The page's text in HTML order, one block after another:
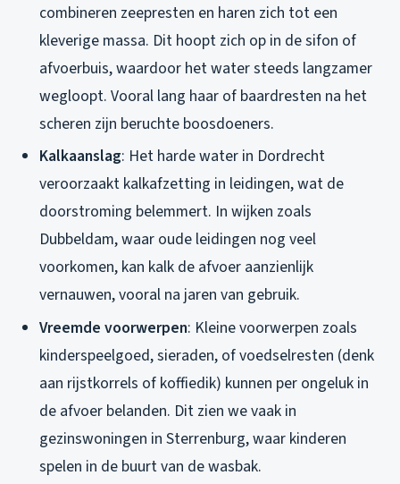
combineren zeepresten en haren zich tot een
kleverige massa. Dit hoopt zich op in de sifon of
afvoerbuis, waardoor het water steeds langzamer
wegloopt. Vooral lang haar of baardresten na het
scheren zijn beruchte boosdoeners.
Kalkaanslag: Het harde water in Dordrecht
veroorzaakt kalkafzetting in leidingen, wat de
doorstroming belemmert. In wijken zoals
Dubbeldam, waar oude leidingen nog veel
voorkomen, kan kalk de afvoer aanzienlijk
vernauwen, vooral na jaren van gebruik.
Vreemde voorwerpen: Kleine voorwerpen zoals
kinderspeelgoed, sieraden, of voedselresten (denk
aan rijstkorrels of koffiedik) kunnen per ongeluk in
de afvoer belanden. Dit zien we vaak in
gezinswoningen in Sterrenburg, waar kinderen
spelen in de buurt van de wasbak.